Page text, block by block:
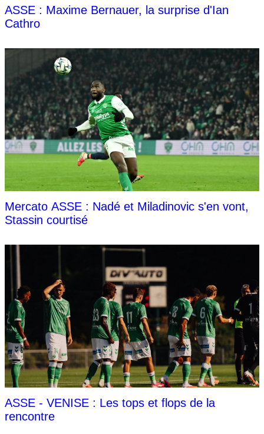
ASSE : Maxime Bernauer, la surprise d'Ian
Cathro
Mercato ASSE : Nadé et Miladinovic s'en vont,
Stassin courtisé
ASSE - VENISE : Les tops et flops de la
rencontre